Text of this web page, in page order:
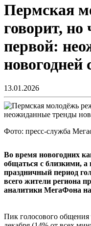
Пермская
говорит, но
первой:
новогодней
13.01.2026
Фото: пресс-служба
Во время новогодних
общаться с близкими, а
праздничный период
всего жители региона
аналитики МегаФона
Пик голосового